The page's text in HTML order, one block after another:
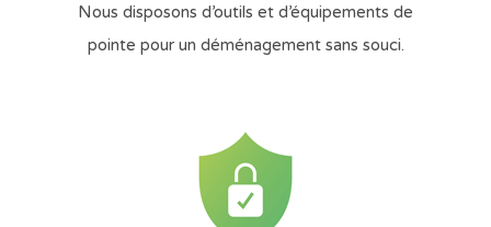
Nous disposons d’outils et d’équipements de
pointe pour un déménagement sans souci.